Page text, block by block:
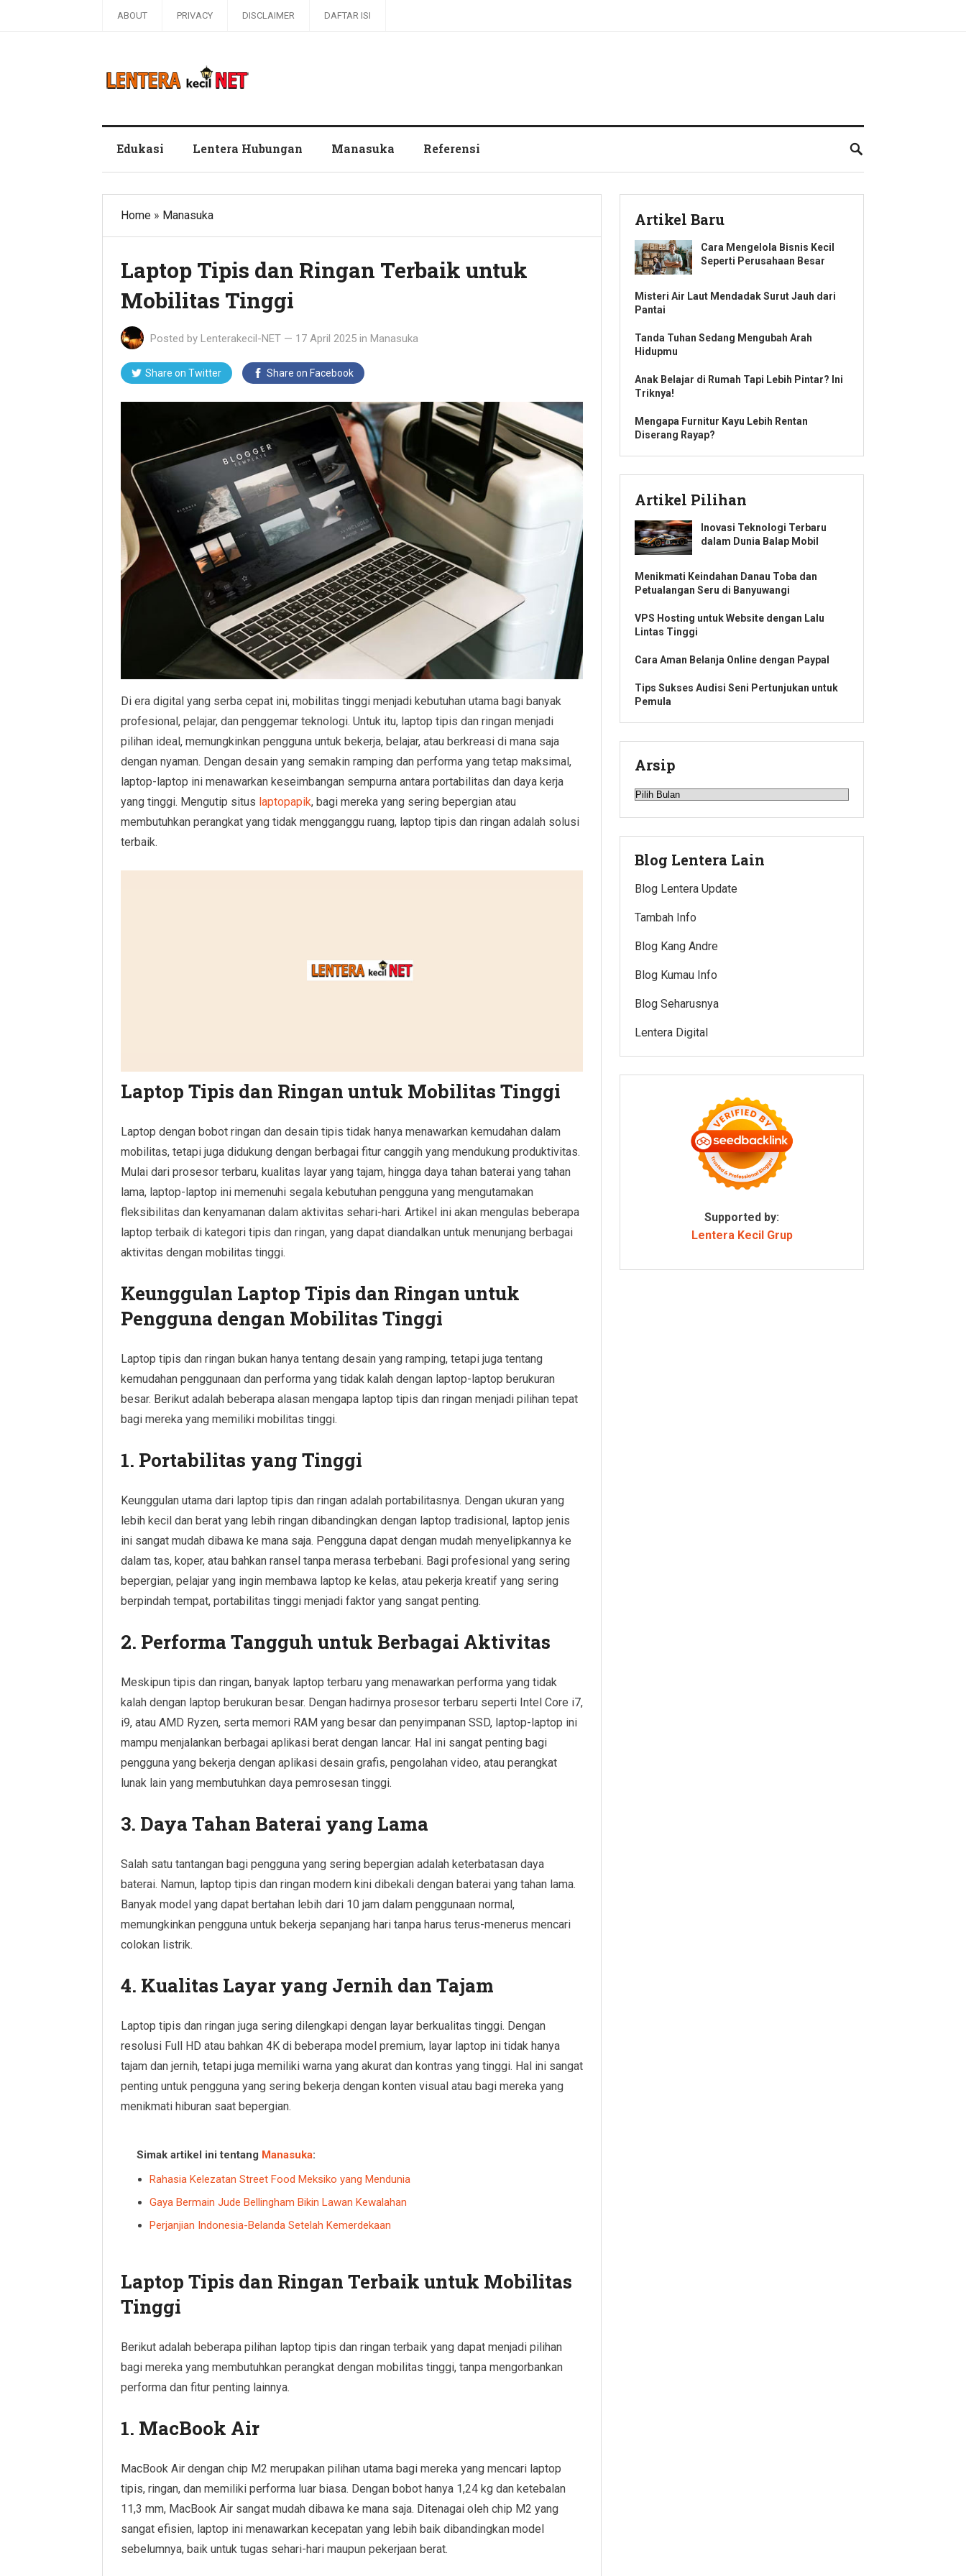
ABOUT PRIVACY DISCLAIMER DAFTAR ISI
Edukasi Lentera Hubungan Manasuka Referensi
Home » Manasuka
Laptop Tipis dan Ringan Terbaik untuk
Mobilitas Tinggi
Posted by Lenterakecil-NET — 17 April 2025 in Manasuka
Share on Twitter Share on Facebook
Di era digital yang serba cepat ini, mobilitas tinggi menjadi kebutuhan utama bagi banyak
profesional, pelajar, dan penggemar teknologi. Untuk itu, laptop tipis dan ringan menjadi
pilihan ideal, memungkinkan pengguna untuk bekerja, belajar, atau berkreasi di mana saja
dengan nyaman. Dengan desain yang semakin ramping dan performa yang tetap maksimal,
laptop-laptop ini menawarkan keseimbangan sempurna antara portabilitas dan daya kerja
yang tinggi. Mengutip situs laptopapik, bagi mereka yang sering bepergian atau
membutuhkan perangkat yang tidak mengganggu ruang, laptop tipis dan ringan adalah solusi
terbaik.
Laptop Tipis dan Ringan untuk Mobilitas Tinggi
Laptop dengan bobot ringan dan desain tipis tidak hanya menawarkan kemudahan dalam
mobilitas, tetapi juga didukung dengan berbagai fitur canggih yang mendukung produktivitas.
Mulai dari prosesor terbaru, kualitas layar yang tajam, hingga daya tahan baterai yang tahan
lama, laptop-laptop ini memenuhi segala kebutuhan pengguna yang mengutamakan
fleksibilitas dan kenyamanan dalam aktivitas sehari-hari. Artikel ini akan mengulas beberapa
laptop terbaik di kategori tipis dan ringan, yang dapat diandalkan untuk menunjang berbagai
aktivitas dengan mobilitas tinggi.
Keunggulan Laptop Tipis dan Ringan untuk
Pengguna dengan Mobilitas Tinggi
Laptop tipis dan ringan bukan hanya tentang desain yang ramping, tetapi juga tentang
kemudahan penggunaan dan performa yang tidak kalah dengan laptop-laptop berukuran
besar. Berikut adalah beberapa alasan mengapa laptop tipis dan ringan menjadi pilihan tepat
bagi mereka yang memiliki mobilitas tinggi.
1. Portabilitas yang Tinggi
Keunggulan utama dari laptop tipis dan ringan adalah portabilitasnya. Dengan ukuran yang
lebih kecil dan berat yang lebih ringan dibandingkan dengan laptop tradisional, laptop jenis
ini sangat mudah dibawa ke mana saja. Pengguna dapat dengan mudah menyelipkannya ke
dalam tas, koper, atau bahkan ransel tanpa merasa terbebani. Bagi profesional yang sering
bepergian, pelajar yang ingin membawa laptop ke kelas, atau pekerja kreatif yang sering
berpindah tempat, portabilitas tinggi menjadi faktor yang sangat penting.
2. Performa Tangguh untuk Berbagai Aktivitas
Meskipun tipis dan ringan, banyak laptop terbaru yang menawarkan performa yang tidak
kalah dengan laptop berukuran besar. Dengan hadirnya prosesor terbaru seperti Intel Core i7,
i9, atau AMD Ryzen, serta memori RAM yang besar dan penyimpanan SSD, laptop-laptop ini
mampu menjalankan berbagai aplikasi berat dengan lancar. Hal ini sangat penting bagi
pengguna yang bekerja dengan aplikasi desain grafis, pengolahan video, atau perangkat
lunak lain yang membutuhkan daya pemrosesan tinggi.
3. Daya Tahan Baterai yang Lama
Salah satu tantangan bagi pengguna yang sering bepergian adalah keterbatasan daya
baterai. Namun, laptop tipis dan ringan modern kini dibekali dengan baterai yang tahan lama.
Banyak model yang dapat bertahan lebih dari 10 jam dalam penggunaan normal,
memungkinkan pengguna untuk bekerja sepanjang hari tanpa harus terus-menerus mencari
colokan listrik.
4. Kualitas Layar yang Jernih dan Tajam
Laptop tipis dan ringan juga sering dilengkapi dengan layar berkualitas tinggi. Dengan
resolusi Full HD atau bahkan 4K di beberapa model premium, layar laptop ini tidak hanya
tajam dan jernih, tetapi juga memiliki warna yang akurat dan kontras yang tinggi. Hal ini sangat
penting untuk pengguna yang sering bekerja dengan konten visual atau bagi mereka yang
menikmati hiburan saat bepergian.
Simak artikel ini tentang Manasuka:
Rahasia Kelezatan Street Food Meksiko yang Mendunia
Gaya Bermain Jude Bellingham Bikin Lawan Kewalahan
Perjanjian Indonesia-Belanda Setelah Kemerdekaan
Laptop Tipis dan Ringan Terbaik untuk Mobilitas
Tinggi
Berikut adalah beberapa pilihan laptop tipis dan ringan terbaik yang dapat menjadi pilihan
bagi mereka yang membutuhkan perangkat dengan mobilitas tinggi, tanpa mengorbankan
performa dan fitur penting lainnya.
1. MacBook Air
MacBook Air dengan chip M2 merupakan pilihan utama bagi mereka yang mencari laptop
tipis, ringan, dan memiliki performa luar biasa. Dengan bobot hanya 1,24 kg dan ketebalan
11,3 mm, MacBook Air sangat mudah dibawa ke mana saja. Ditenagai oleh chip M2 yang
sangat efisien, laptop ini menawarkan kecepatan yang lebih baik dibandingkan model
sebelumnya, baik untuk tugas sehari-hari maupun pekerjaan berat.
Artikel Baru
Cara Mengelola Bisnis Kecil
Seperti Perusahaan Besar
Misteri Air Laut Mendadak Surut Jauh dari
Pantai
Tanda Tuhan Sedang Mengubah Arah
Hidupmu
Anak Belajar di Rumah Tapi Lebih Pintar? Ini
Triknya!
Mengapa Furnitur Kayu Lebih Rentan
Diserang Rayap?
Artikel Pilihan
Inovasi Teknologi Terbaru
dalam Dunia Balap Mobil
Menikmati Keindahan Danau Toba dan
Petualangan Seru di Banyuwangi
VPS Hosting untuk Website dengan Lalu
Lintas Tinggi
Cara Aman Belanja Online dengan Paypal
Tips Sukses Audisi Seni Pertunjukan untuk
Pemula
Arsip
Arsip
Blog Lentera Lain
Blog Lentera Update
Tambah Info
Blog Kang Andre
Blog Kumau Info
Blog Seharusnya
Lentera Digital
Supported by:
Lentera Kecil Grup